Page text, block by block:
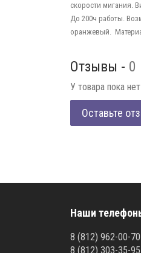
скорости мигания.
До 200ч работы.
оранжевый.
Отзывы - 0
У товара пока
Оставьте
Наши
8 (812) 962-00-70
8 (812) 303-35-95